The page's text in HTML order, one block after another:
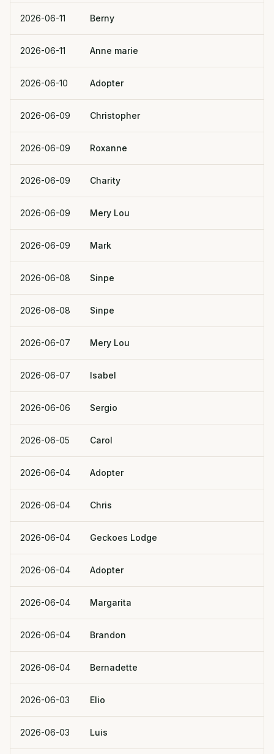
2026-06-11 Berny
2026-06-11 Anne marie
2026-06-10 Adopter
2026-06-09 Christopher
2026-06-09 Roxanne
2026-06-09 Charity
2026-06-09 Mery Lou
2026-06-09 Mark
2026-06-08 Sinpe
2026-06-08 Sinpe
2026-06-07 Mery Lou
2026-06-07 Isabel
2026-06-06 Sergio
2026-06-05 Carol
2026-06-04 Adopter
2026-06-04 Chris
2026-06-04 Geckoes Lodge
2026-06-04 Adopter
2026-06-04 Margarita
2026-06-04 Brandon
2026-06-04 Bernadette
2026-06-03 Elio
2026-06-03 Luis